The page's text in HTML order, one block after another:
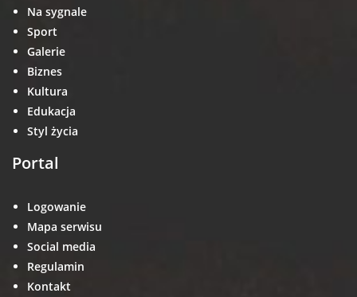
Na sygnale
Sport
Galerie
Biznes
Kultura
Edukacja
Styl życia
Portal
Logowanie
Mapa serwisu
Social media
Regulamin
Kontakt